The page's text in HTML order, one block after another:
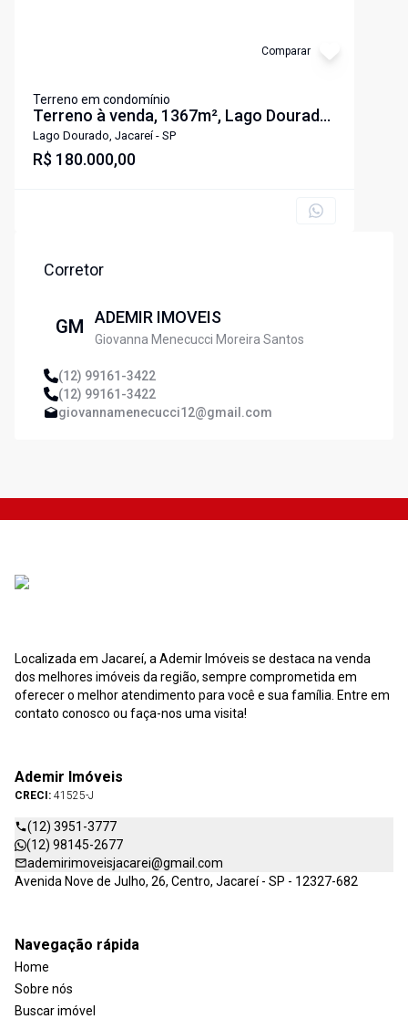
Comparar
Terreno em condomínio
Terreno à venda, 1367m², Lago Dourado,
Jacareí
Lago Dourado, Jacareí - SP
R$ 180.000,00
Corretor
GM ADEMIR IMOVEIS
Giovanna Menecucci Moreira Santos
(12) 99161-3422
(12) 99161-3422
giovannamenecucci12@gmail.com
Localizada em Jacareí, a Ademir Imóveis se destaca na venda
dos melhores imóveis da região, sempre comprometida em
oferecer o melhor atendimento para você e sua família. Entre em
contato conosco ou faça-nos uma visita!
Ademir Imóveis
CRECI: 41525-J
(12) 3951-3777
(12) 98145-2677
ademirimoveisjacarei@gmail.com
Avenida Nove de Julho, 26, Centro, Jacareí - SP - 12327-682
Navegação rápida
Home
Sobre nós
Buscar imóvel